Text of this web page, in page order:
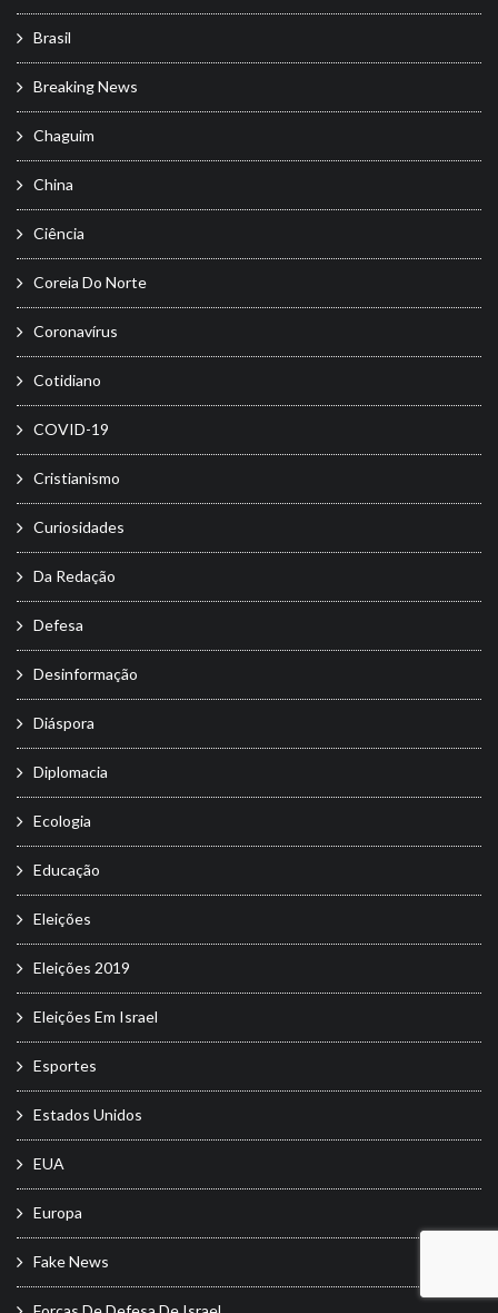
Brasil
Breaking News
Chaguim
China
Ciência
Coreia Do Norte
Coronavírus
Cotidiano
COVID-19
Cristianismo
Curiosidades
Da Redação
Defesa
Desinformação
Diáspora
Diplomacia
Ecologia
Educação
Eleições
Eleições 2019
Eleições Em Israel
Esportes
Estados Unidos
EUA
Europa
Fake News